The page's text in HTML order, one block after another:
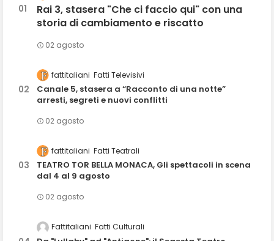
Rai 3, stasera "Che ci faccio qui" con una
storia di cambiamento e riscatto
02 agosto
fattitaliani Fatti Televisivi
Canale 5, stasera a “Racconto di una notte”
arresti, segreti e nuovi conflitti
02 agosto
fattitaliani Fatti Teatrali
TEATRO TOR BELLA MONACA, Gli spettacoli in scena
dal 4 al 9 agosto
02 agosto
Fattitaliani Fatti Culturali